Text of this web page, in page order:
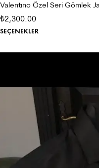
Valentıno Özel
₺2,300.00
SEÇENEKLER